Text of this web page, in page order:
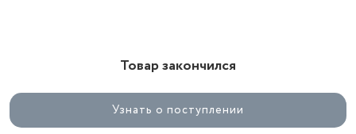
Товар закончился
Узнать о поступлении